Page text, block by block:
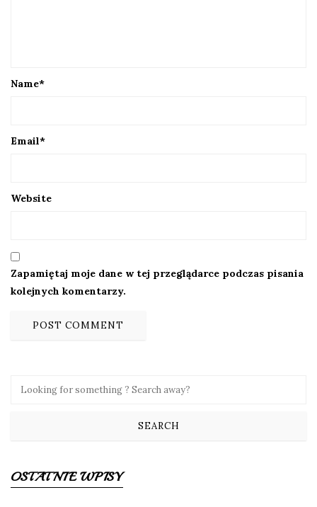
Name*
Email*
Website
Zapamiętaj moje dane w tej przeglądarce podczas pisania
kolejnych komentarzy.
OSTATNIE WPISY